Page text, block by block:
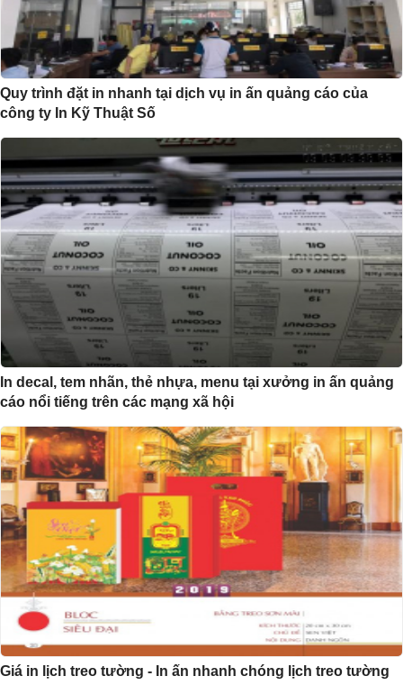
Quy trình đặt in nhanh tại dịch vụ in ấn quảng cáo của
công ty In Kỹ Thuật Số
In decal, tem nhãn, thẻ nhựa, menu tại xưởng in ấn quảng
cáo nổi tiếng trên các mạng xã hội
Giá in lịch treo tường - In ấn nhanh chóng lịch treo tường